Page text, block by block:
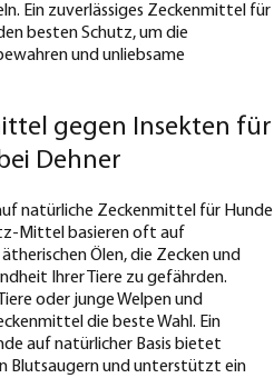
Ein zuverlässiges Zeckenmittel für
besten Schutz, um die
und unliebsame
gegen Insekten für
Dehner
natürliche Zeckenmittel für Hunde
Mittel basieren oft auf
Ölen, die Zecken und
Ihrer Tiere zu gefährden.
oder junge Welpen und
die beste Wahl. Ein
auf natürlicher Basis bietet
Blutsaugern und unterstützt ein